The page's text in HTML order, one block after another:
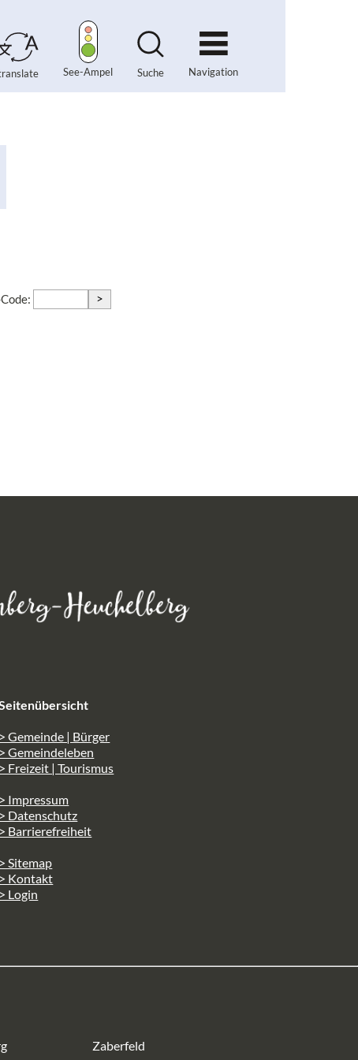
See-Ampel Suche Navigation
>
> Gemeinde | Bürger
> Gemeindeleben
> Freizeit | Tourismus
> Impressum
> Datenschutz
> Barrierefreiheit
> Sitemap
> Kontakt
> Login
Zaberfeld